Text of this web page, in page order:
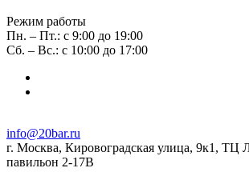
Режим работы
Пн. – Пт.: с 9:00 до 19:00
Сб. – Вс.: с 10:00 до 17:00
info@20bar.ru
г. Москва, Кировоградская улица, 9к1, ТЦ
павильон 2-17В